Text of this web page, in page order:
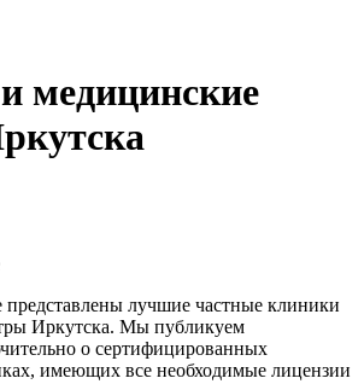
медицинские
лучшие частные клиники
Иркутска. Мы публикуем
о сертифицированных
имеющих все необходимые лицензии